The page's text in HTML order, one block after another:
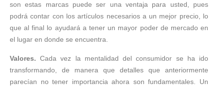
son estas marcas puede ser una ventaja para usted, pues
podrá contar con los artículos necesarios a un mejor precio, lo
que al final lo ayudará a tener un mayor poder de mercado en
el lugar en donde se encuentra.
Valores.Cada vez la mentalidad del consumidor se ha ido
transformando, de manera que detalles que anteriormente
parecían no tener importancia ahora son fundamentales. Un